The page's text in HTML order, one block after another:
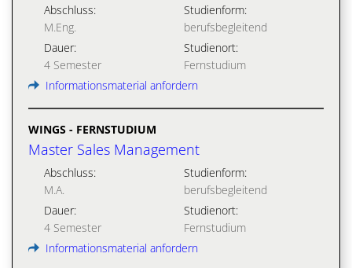
Abschluss:
M.Eng.
Studienform:
berufsbegleitend
Dauer:
4 Semester
Studienort:
Fernstudium
Informationsmaterial anfordern
WINGS - FERNSTUDIUM
Master Sales Management
Abschluss:
M.A.
Studienform:
berufsbegleitend
Dauer:
4 Semester
Studienort:
Fernstudium
Informationsmaterial anfordern